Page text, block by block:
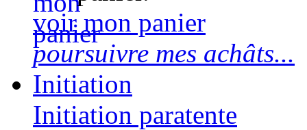
voir mon panier
poursuivre mes achâts...
Initiation
Initiation paratente